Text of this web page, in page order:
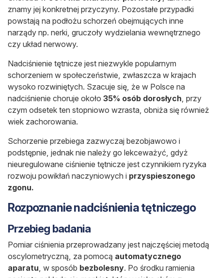
znamy jej konkretnej przyczyny. Pozostałe przypadki
powstają na podłożu schorzeń obejmujących inne
narządy np. nerki, gruczoły wydzielania wewnętrznego
czy układ nerwowy.
Nadciśnienie tętnicze jest niezwykle popularnym
schorzeniem w społeczeństwie, zwłaszcza w krajach
wysoko rozwiniętych. Szacuje się, że w Polsce na
nadciśnienie choruje około 35% osób dorosłych , przy
czym odsetek ten stopniowo wzrasta, obniża się również
wiek zachorowania.
Schorzenie przebiega zazwyczaj bezobjawowo i
podstępnie, jednak nie należy go lekceważyć, gdyż
nieuregulowane ciśnienie tętnicze jest czynnikiem ryzyka
rozwoju powikłań naczyniowych i przyspieszonego
zgonu.
Rozpoznanie nadciśnienia tętniczego
Przebieg badania
Pomiar ciśnienia przeprowadzany jest najczęściej metodą
oscylometryczną, za pomocą automatycznego
aparatu , w sposób bezbolesny. Po środku ramienia